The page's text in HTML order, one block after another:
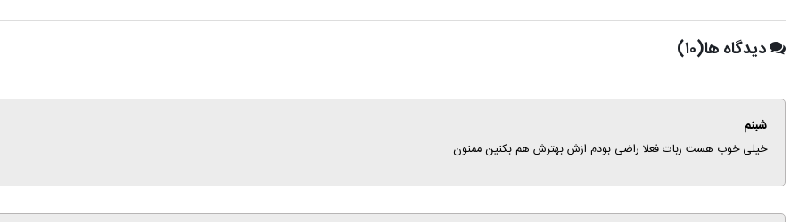
دیدگاه ها(۱۰)
شبنم
خیلی خوب هست ربات فعلا راضی بودم ازش بهترش هم بکنین ممنون